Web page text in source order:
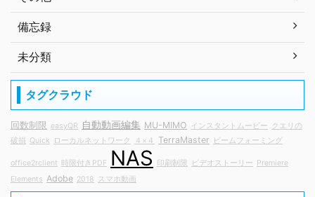
備忘録
未分類
タグクラウド
回数制限 easyQR 自動動画編集 MU-MIMO インスタントムービー
クエリの
破損 Quick ローカルネットワーク ４×４ TerraMaster ビームフォーミング
office2rclient 時限付きPDF NAS 印刷制限 ビデオストーリー Premiere
Elements Adobe 2018 スマホ動画